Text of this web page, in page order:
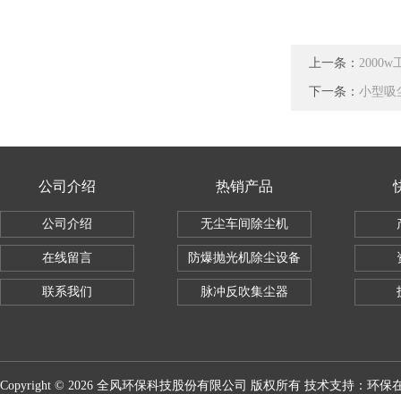
上一条： 2000w
下一条： 小型吸
公司介绍
公司介绍
在线留言
联系我们
热销产品
无尘车间除尘机
防爆抛光机除尘设备
脉冲反吹集尘器
Copyright © 2026 全风环保科技股份有限公司 版权所有 技术支持： 环保